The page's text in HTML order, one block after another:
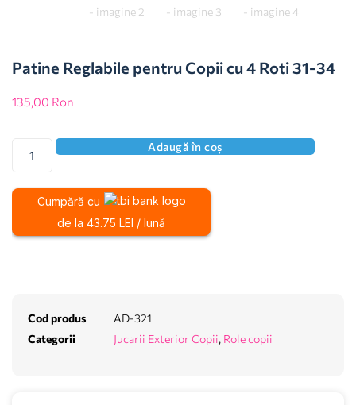
Patine Reglabile pentru Copii cu 4 Roti 31-34
135,00 Ron
Adaugă în coș
Cumpără cu
de la 43.75 LEI / lună
Cod produs
AD-321
Categorii
Jucarii Exterior Copii, Role copii